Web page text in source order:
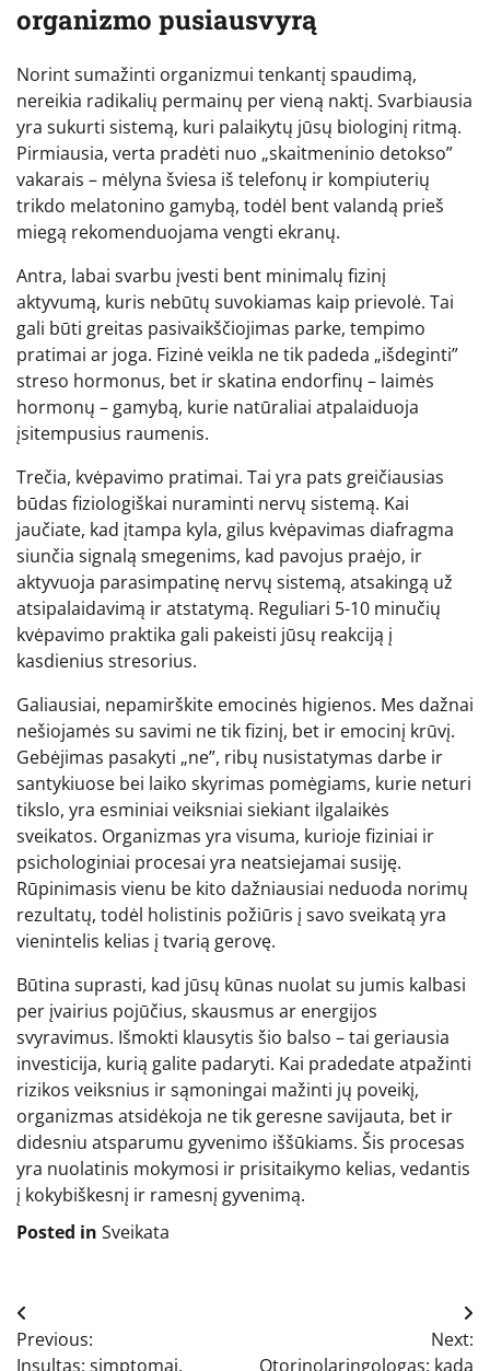
organizmo pusiausvyrą
Norint sumažinti organizmui tenkantį spaudimą,
nereikia radikalių permainų per vieną naktį. Svarbiausia
yra sukurti sistemą, kuri palaikytų jūsų biologinį ritmą.
Pirmiausia, verta pradėti nuo „skaitmeninio detokso”
vakarais – mėlyna šviesa iš telefonų ir kompiuterių
trikdo melatonino gamybą, todėl bent valandą prieš
miegą rekomenduojama vengti ekranų.
Antra, labai svarbu įvesti bent minimalų fizinį
aktyvumą, kuris nebūtų suvokiamas kaip prievolė. Tai
gali būti greitas pasivaikščiojimas parke, tempimo
pratimai ar joga. Fizinė veikla ne tik padeda „išdeginti”
streso hormonus, bet ir skatina endorfinų – laimės
hormonų – gamybą, kurie natūraliai atpalaiduoja
įsitempusius raumenis.
Trečia, kvėpavimo pratimai. Tai yra pats greičiausias
būdas fiziologiškai nuraminti nervų sistemą. Kai
jaučiate, kad įtampa kyla, gilus kvėpavimas diafragma
siunčia signalą smegenims, kad pavojus praėjo, ir
aktyvuoja parasimpatinę nervų sistemą, atsakingą už
atsipalaidavimą ir atstatymą. Reguliari 5-10 minučių
kvėpavimo praktika gali pakeisti jūsų reakciją į
kasdienius stresorius.
Galiausiai, nepamirškite emocinės higienos. Mes dažnai
nešiojamės su savimi ne tik fizinį, bet ir emocinį krūvį.
Gebėjimas pasakyti „ne”, ribų nusistatymas darbe ir
santykiuose bei laiko skyrimas pomėgiams, kurie neturi
tikslo, yra esminiai veiksniai siekiant ilgalaikės
sveikatos. Organizmas yra visuma, kurioje fiziniai ir
psichologiniai procesai yra neatsiejamai susiję.
Rūpinimasis vienu be kito dažniausiai neduoda norimų
rezultatų, todėl holistinis požiūris į savo sveikatą yra
vienintelis kelias į tvarią gerovę.
Būtina suprasti, kad jūsų kūnas nuolat su jumis kalbasi
per įvairius pojūčius, skausmus ar energijos
svyravimus. Išmokti klausytis šio balso – tai geriausia
investicija, kurią galite padaryti. Kai pradedate atpažinti
rizikos veiksnius ir sąmoningai mažinti jų poveikį,
organizmas atsidėkoja ne tik geresne savijauta, bet ir
didesniu atsparumu gyvenimo iššūkiams. Šis procesas
yra nuolatinis mokymosi ir prisitaikymo kelias, vedantis
į kokybiškesnį ir ramesnį gyvenimą.
Posted in Sveikata
Navigacija
tarp
Previous:
Insultas: simptomai,
Next:
Otorinolaringologas: kada